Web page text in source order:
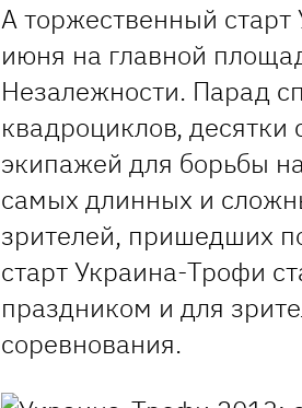
А торжественный
июня на главной
Незалежности. Парад
квадроциклов, десятки
экипажей для борьбы
самых длинных и
зрителей, пришедших
старт Украина-Трофи
праздником и для
соревнования.